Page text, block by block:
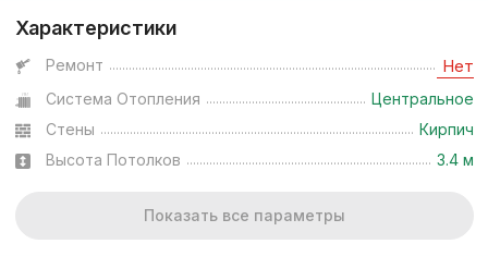
Характеристики
Ремонт Нет
Система Отопления
Центральное
Стены
Кирпич
Высота Потолков
3.4 м
Показать все параметры